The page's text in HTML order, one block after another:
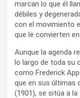
marcan lo que él
débiles y
con el movimiento
que le convierten
Aunque la agenda
lo largo de toda su
como Frederick
que en sus últimas
(1901), se sitúa a